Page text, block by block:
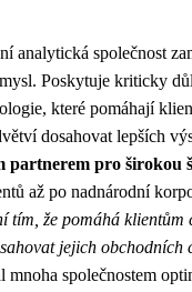
analytická společnost
Poskytuje kriticky
které pomáhají
dosahovat lepších
partnerem pro širokou
až po nadnárodní
tím, že pomáhá
jejich obchodních
mnoha společnostem